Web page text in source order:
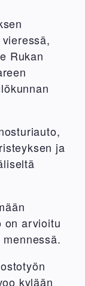
Rukan
ja
on arvioitu
kylään